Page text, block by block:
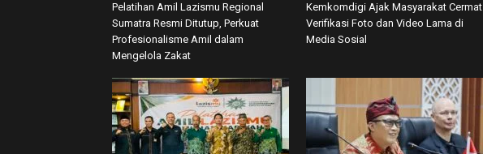
Pelatihan Amil Lazismu Regional
Sumatra Resmi Ditutup, Perkuat
Profesionalisme Amil dalam
Mengelola Zakat
Kemkomdigi Ajak Masyarakat Cermat
Verifikasi Foto dan Video Lama di
Media Sosial